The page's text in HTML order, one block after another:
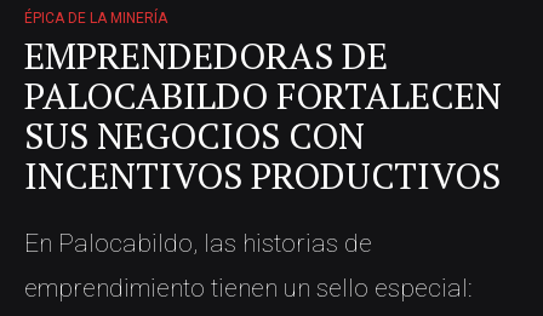
ÉPICA DE LA MINERÍA
EMPRENDEDORAS DE
PALOCABILDO FORTALECEN
SUS NEGOCIOS CON
INCENTIVOS PRODUCTIVOS
En Palocabildo, las historias de
emprendimiento tienen un sello especial: